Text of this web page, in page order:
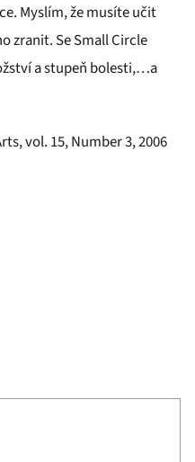
Myslím, že musíte učit
zranit. Se Small Circle
a stupeň bolesti,…a
vol. 15, Number 3, 2006